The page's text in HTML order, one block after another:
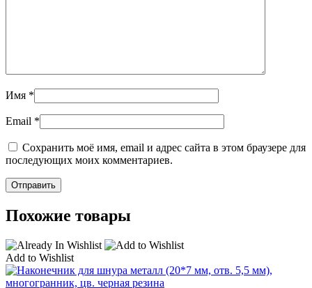
Имя *
Email *
Сохранить моё имя, email и адрес сайта в этом браузере для
последующих моих комментариев.
Похожие товары
Add to Wishlist